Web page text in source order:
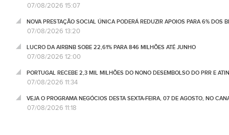
07/08/2026 15:07
NOVA PRESTAÇÃO SOCIAL ÚNICA PODERÁ REDUZIR APOIOS PARA 6% DOS
07/08/2026 13:20
LUCRO DA AIRBNB SOBE 22,61% PARA 846 MILHÕES ATÉ JUNHO
07/08/2026 12:00
PORTUGAL RECEBE 2,3 MIL MILHÕES DO NONO DESEMBOLSO DO PRR E
07/08/2026 11:34
VEJA O PROGRAMA NEGÓCIOS DESTA SEXTA-FEIRA, 07 DE AGOSTO, NO
07/08/2026 11:18